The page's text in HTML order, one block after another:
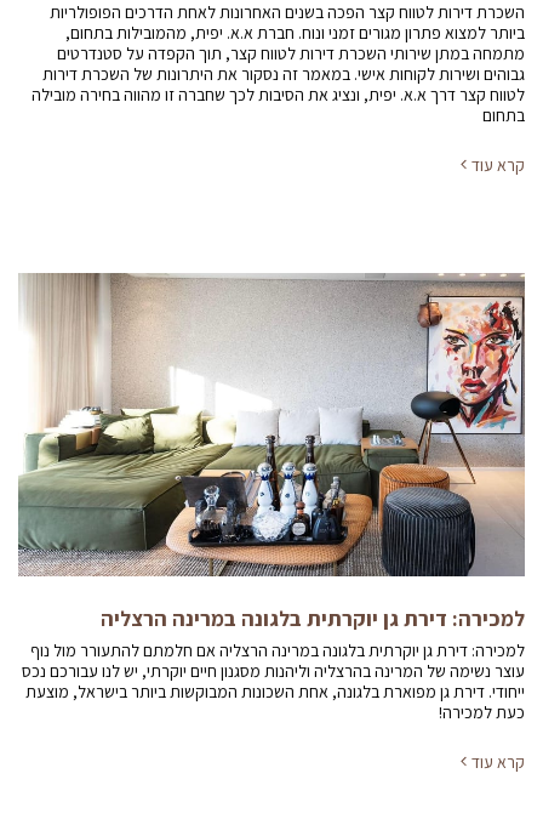
השכרת דירות לטווח קצר הפכה בשנים האחרונות לאחת הדרכים הפופולריות
ביותר למצוא פתרון מגורים זמני ונוח. חברת א.א. יפית, מהמובילות בתחום,
מתמחה במתן שירותי השכרת דירות לטווח קצר, תוך הקפדה על סטנדרטים
גבוהים ושירות לקוחות אישי. במאמר זה נסקור את היתרונות של השכרת דירות
לטווח קצר דרך א.א. יפית, ונציג את הסיבות לכך שחברה זו מהווה בחירה מובילה
בתחום
קרא עוד
למכירה: דירת גן יוקרתית בלגונה במרינה הרצליה
למכירה: דירת גן יוקרתית בלגונה במרינה הרצליה אם חלמתם להתעורר מול נוף
עוצר נשימה של המרינה בהרצליה וליהנות מסגנון חיים יוקרתי, יש לנו עבורכם נכס
ייחודי. דירת גן מפוארת בלגונה, אחת השכונות המבוקשות ביותר בישראל, מוצעת
כעת למכירה!
קרא עוד